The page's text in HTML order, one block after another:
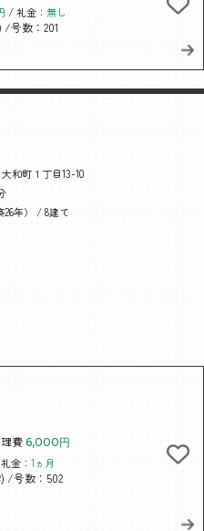
/ 礼金： 無し
/号数：201
和町１丁目13-10
26年） / 8建て
費 6,000円
金：1ヵ月
/号数：502